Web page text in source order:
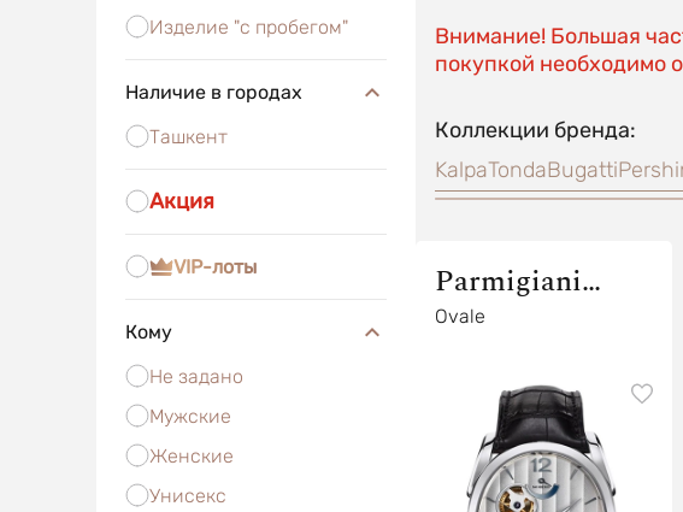
Изделие "с пробегом"
Наличие в городах
Ташкент
Акция
VIP-лоты
Кому
Не задано
Мужские
Женские
Унисекс
Внимание! Большая
покупкой необходимо
Коллекции бренда:
KalpaTondaBugatti
Parmigiani
Fleurier
Ovale